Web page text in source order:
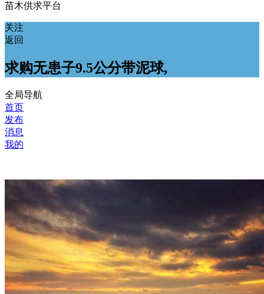
苗木供求平台
关注
返回
求购无患子9.5公分带泥球,
全局导航
首页
发布
消息
我的